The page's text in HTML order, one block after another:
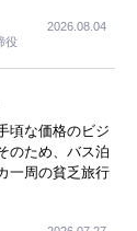
役
2026.08.04
頃な価格のビジ
のため、バス泊
一周の貧乏旅行
から夜の便を利
らできたことで